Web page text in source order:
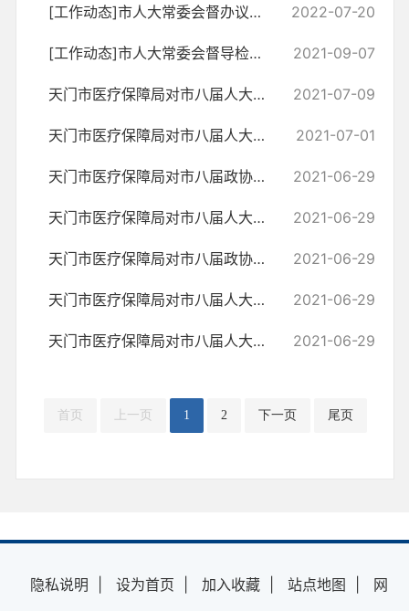
[工作动态]市人大常委会督办议案办理工作 2022-07-20
​[工作动态]市人大常委会督导检查代表建议办理情况 2021-09-07
天门市医疗保障局对市八届人大三次会议第54号建议的续复 2021-07-09
天门市医疗保障局对市八届人大二次会议第067号续办件的答复 2021-07-01
天门市医疗保障局对市八届政协五次会议第43号提案的答复 2021-06-29
天门市医疗保障局对市八届人大五次会议第107号建议的答复 2021-06-29
天门市医疗保障局对市八届政协五次会议第39号提案的答复 2021-06-29
天门市医疗保障局对市八届人大五次会议第59号建议的答复 2021-06-29
天门市医疗保障局对市八届人大五次会议第58号建议的答复 2021-06-29
首页 上一页 1 2 下一页 尾页
隐私说明 设为首页 加入收藏 站点地图
网